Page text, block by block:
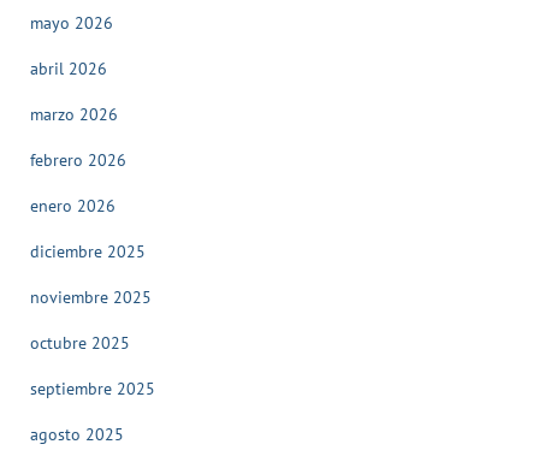
mayo 2026
abril 2026
marzo 2026
febrero 2026
enero 2026
diciembre 2025
noviembre 2025
octubre 2025
septiembre 2025
agosto 2025